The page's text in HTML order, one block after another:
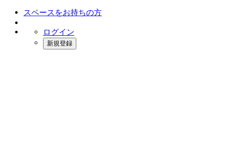
スペースをお持ちの方
ログイン
新規登録